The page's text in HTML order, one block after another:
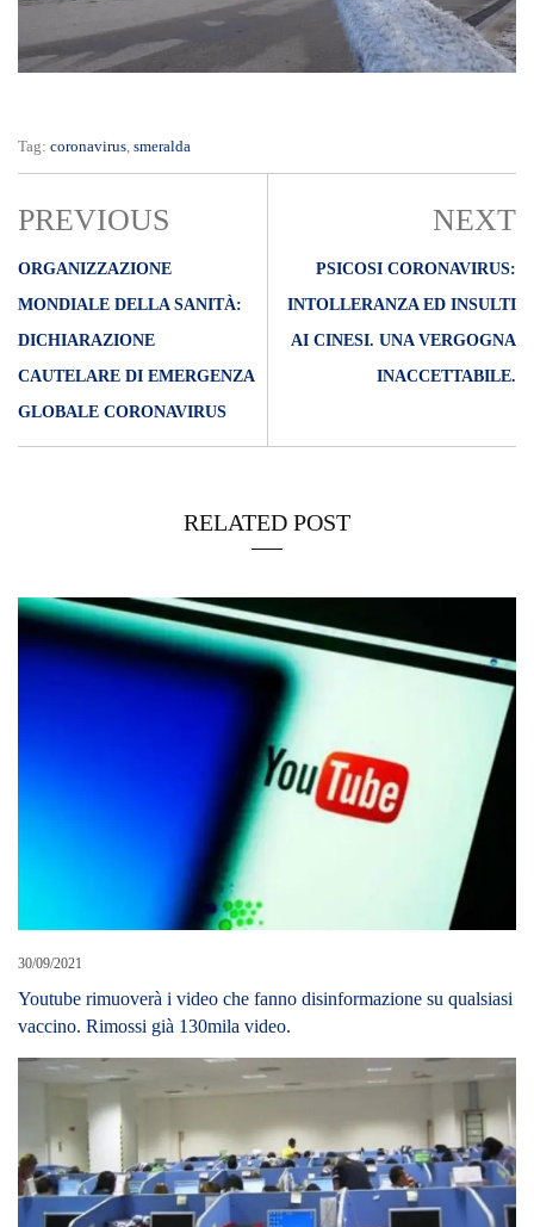
Tag: coronavirus, smeralda
PREVIOUS
ORGANIZZAZIONE
MONDIALE DELLA SANITÀ:
DICHIARAZIONE
CAUTELARE DI EMERGENZA
GLOBALE CORONAVIRUS
NEXT
PSICOSI CORONAVIRUS:
INTOLLERANZA ED INSULTI
AI CINESI. UNA VERGOGNA
INACCETTABILE.
RELATED POST
30/09/2021
Youtube rimuoverà i video che fanno disinformazione su qualsiasi
vaccino. Rimossi già 130mila video.